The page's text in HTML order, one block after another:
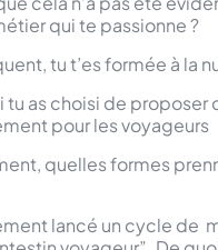
qui te passionne ?
tu t’es formée à la
tu as choisi de proposer
pour les voyageurs
quelles formes
lancé un cycle de